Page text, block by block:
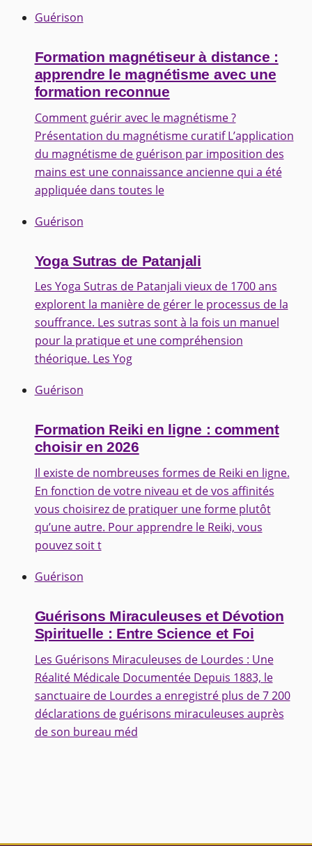
Guérison
Formation magnétiseur à distance :
apprendre le magnétisme avec une
formation reconnue
Comment guérir avec le magnétisme ?
Présentation du magnétisme curatif L’application
du magnétisme de guérison par imposition des
mains est une connaissance ancienne qui a été
appliquée dans toutes le
Guérison
Yoga Sutras de Patanjali
Les Yoga Sutras de Patanjali vieux de 1700 ans
explorent la manière de gérer le processus de la
souffrance. Les sutras sont à la fois un manuel
pour la pratique et une compréhension
théorique. Les Yog
Guérison
Formation Reiki en ligne : comment
choisir en 2026
Il existe de nombreuses formes de Reiki en ligne.
En fonction de votre niveau et de vos affinités
vous choisirez de pratiquer une forme plutôt
qu’une autre. Pour apprendre le Reiki, vous
pouvez soit t
Guérison
Guérisons Miraculeuses et Dévotion
Spirituelle : Entre Science et Foi
Les Guérisons Miraculeuses de Lourdes : Une
Réalité Médicale Documentée Depuis 1883, le
sanctuaire de Lourdes a enregistré plus de 7 200
déclarations de guérisons miraculeuses auprès
de son bureau méd